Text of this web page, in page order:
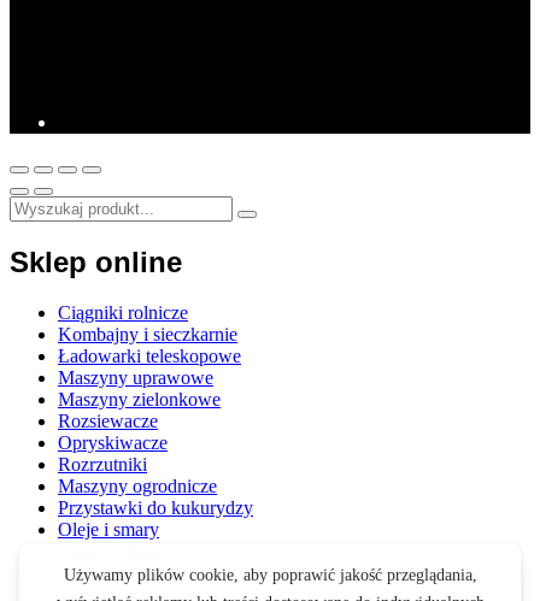
Sklep online
Ciągniki rolnicze
Kombajny i sieczkarnie
Ładowarki teleskopowe
Maszyny uprawowe
Maszyny zielonkowe
Rozsiewacze
Opryskiwacze
Rozrzutniki
Maszyny ogrodnicze
Przystawki do kukurydzy
Oleje i smary
Akcesoria
Zabawki